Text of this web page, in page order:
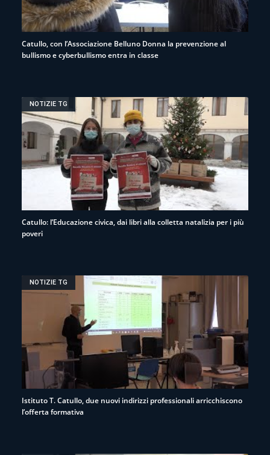
Catullo, con l’Associazione Belluno Donna la prevenzione al
bullismo e cyberbullismo entra in classe
NOTIZIE TG
Catullo: l’Educazione civica, dai libri alla colletta natalizia per i più
poveri
NOTIZIE TG
Istituto T. Catullo, due nuovi indirizzi professionali arricchiscono
l’offerta formativa